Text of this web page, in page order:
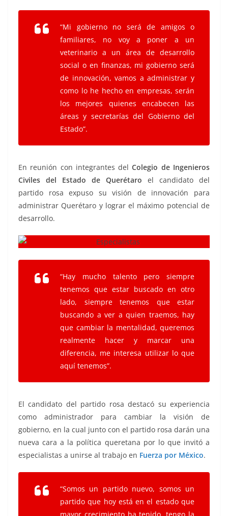
“Mi gobierno no será de amigos o
familiares, no voy a poner a un
veterinario a un área de desarrollo
social o en finanzas, mi gobierno será
de innovación, vamos a administrar y
como lo he hecho en empresas, serán
los mejores quienes encabecen las
áreas y secretarías del Gobierno del
Estado”.
En reunión con integrantes delColegio de Ingenieros
Civiles del Estado de Querétaro el candidato del
partido rosa expuso su visión de innovación para
administrar Querétaro y lograr el máximo potencial de
desarrollo.
“Hay mucho talento pero siempre
tenemos que estar buscado en otro
lado, siempre tenemos que estar
buscando a ver a quien traemos, hay
que cambiar la mentalidad, queremos
realmente hacer y marcar una
diferencia, me interesa utilizar lo que
aquí tenemos”.
El candidato del partido rosa destacó su experiencia
como administrador para cambiar la visión de
gobierno, en la cual junto con el partido rosa darán una
nueva cara a la política queretana por lo que invitó a
especialistas a unirse al trabajo en Fuerza por México.
“Somos un partido nuevo, somos un
partido que hoy está en el estado que
mayor crecimiento ha tenido, tengo la